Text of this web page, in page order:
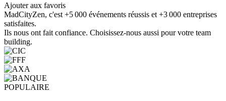
Ajouter aux favoris
MadCityZen, c'est +5 000 événements réussis et +3 000 entreprises
satisfaites.
Ils nous ont fait confiance. Choisissez-nous aussi pour votre team
building.